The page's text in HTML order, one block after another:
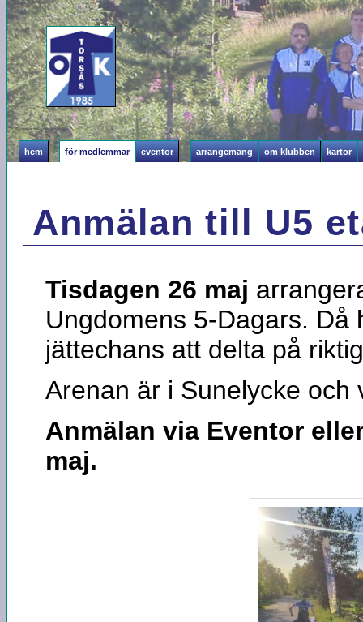
hem för medlemmar eventor arrangemang om klubben kartor
Anmälan till U5
Tisdagen 26 maj
Ungdomens 5-Dagars. Då
jättechans att delta på
Arenan är i Sunelycke och
Anmälan via Eventor
maj.